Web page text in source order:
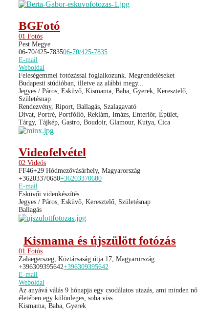
BGFotó
01 Fotós
Pest Megye
06-70/425-783506-70/425-7835
E-mail
Weboldal
Feleségemmel fotózással foglalkozunk. Megrendeléseket
Budapesti stúdióban, illetve az alábbi megy...
Jegyes / Páros, Esküvő, Kismama, Baba, Gyerek, Keresztelő,
Születésnap
Rendezvény, Riport, Ballagás, Szalagavató
Divat, Portré, Portfólió, Reklám, Imázs, Enteriőr, Épület,
Tárgy, Tájkép, Gastro, Boudoir, Glamour, Kutya, Cica
Videofelvétel
02 Videós
FF46+29 Hódmezővásárhely, Magyarország
+36203370680+36203370680
E-mail
Esküvői videokészítés
Jegyes / Páros, Esküvő, Keresztelő, Születésnap
Ballagás
Kismama és újszülött fotózás
01 Fotós
Zalaegerszeg, Köztársaság útja 17, Magyarország
+396309395642+396309395642
E-mail
Weboldal
Az anyává válás 9 hónapja egy csodálatos utazás, ami minden nő
életében egy különleges, soha viss...
Kismama, Baba, Gyerek